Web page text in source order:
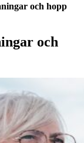
och hopp
och